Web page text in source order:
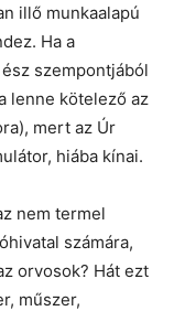
illő munkaalapú
Ha a
szempontjából
lenne kötelező az
mert az Úr
hiába kínai.
nem termel
számára,
orvosok? Hát ezt
műszer,